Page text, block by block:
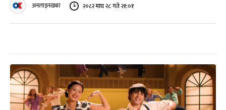
अनलाइनखबर २०८२ माघ २८ गते २१:०१